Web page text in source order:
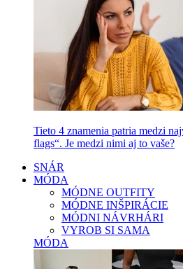
Tieto 4 znamenia patria medzi
flags“. Je medzi nimi aj to vaše?
SNÁR
MÓDA
MÓDNE OUTFITY
MÓDNE INŠPIRÁCIE
MÓDNI NÁVRHÁRI
VYROB SI SAMA
MÓDA